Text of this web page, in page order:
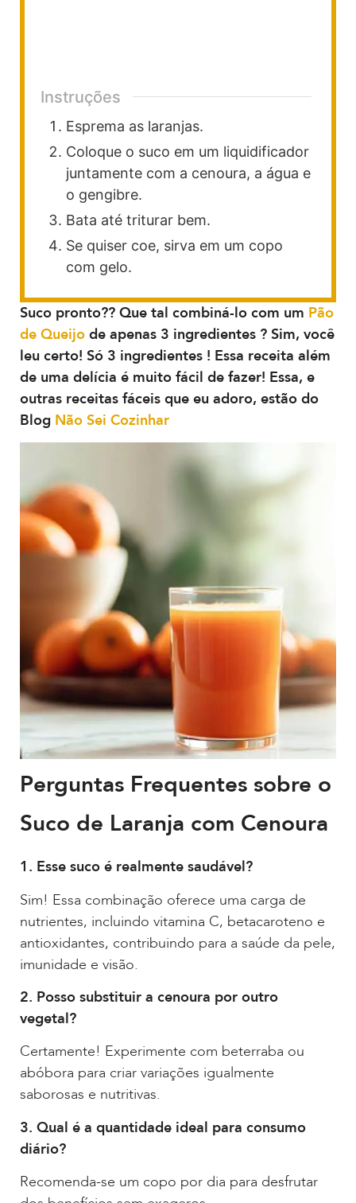
Instruções
Esprema as laranjas.
Coloque o suco em um liquidificador
juntamente com a cenoura, a água e
o gengibre.
Bata até triturar bem.
Se quiser coe, sirva em um copo
com gelo.
Suco pronto?? Que tal combiná-lo com um Pão
de Queijo de apenas 3 ingredientes ? Sim, você
leu certo! Só 3 ingredientes ! Essa receita além
de uma delícia é muito fácil de fazer! Essa, e
outras receitas fáceis que eu adoro, estão do
Blog Não Sei Cozinhar
Perguntas Frequentes sobre o
Suco de Laranja com Cenoura
1. Esse suco é realmente saudável?
Sim! Essa combinação oferece uma carga de
nutrientes, incluindo vitamina C, betacaroteno e
antioxidantes, contribuindo para a saúde da pele,
imunidade e visão.
2. Posso substituir a cenoura por outro
vegetal?
Certamente! Experimente com beterraba ou
abóbora para criar variações igualmente
saborosas e nutritivas.
3. Qual é a quantidade ideal para consumo
diário?
Recomenda-se um copo por dia para desfrutar